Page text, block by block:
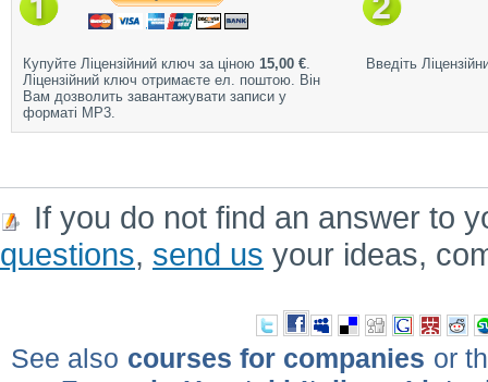
Купуйте Ліцензійний ключ за ціною 15,00 €.
Ліцензійний ключ отримаєте ел. поштою. Він
Вам дозволить завантажувати записи у
форматі MP3.
Введіть
If you do not find an answer to
questions, send us your ideas,
See also courses for companies or